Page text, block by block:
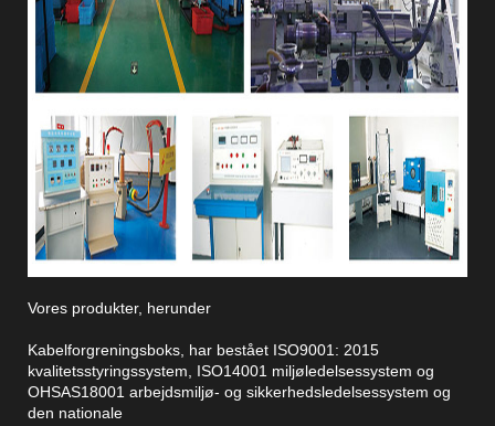
Vores produkter, herunder
Kabelforgreningsboks, har bestået ISO9001: 2015
kvalitetsstyringssystem, ISO14001 miljøledelsessystem og
OHSAS18001 arbejdsmiljø- og sikkerhedsledelsessystem og
den nationale